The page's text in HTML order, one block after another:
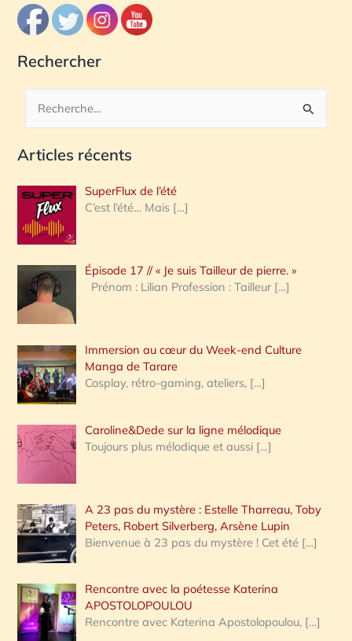
Rechercher
c
e
r
c
h
e
:
Articles récents
SuperFlux de l’été
C’est l’été… Mais […]
Épisode 17 // « Je suis Tailleur de pierre. »
Prénom : Lilian Profession : Tailleur […]
Immersion au cœur du Week-end Culture
Manga de Tarare
Cosplay, rétro-gaming, ateliers, […]
Caroline&Dede sur la ligne mélodique
Toujours plus mélodique et aussi […]
A 23 pas du mystère : Estelle Tharreau, Toby
Peters, Robert Silverberg, Arsène Lupin
Bienvenue à 23 pas du mystère ! Cet été […]
Rencontre avec la poétesse Katerina
APOSTOLOPOULOU
Rencontre avec Katerina Apostolopoulou, […]